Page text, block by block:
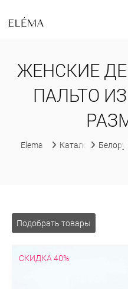
ЖЕНСКИЕ
ПАЛЬТО
Elema Каталог
Подобрать товары
СКИДКА 40%